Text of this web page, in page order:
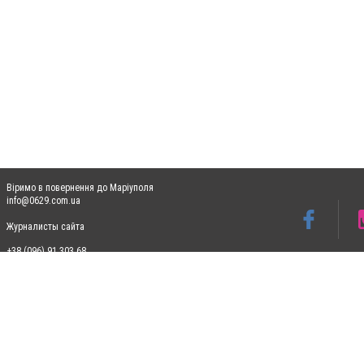
Віримо в повернення до Маріуполя
info@0629.com.ua
Журналисты сайта
+38 (096) 91 303 68